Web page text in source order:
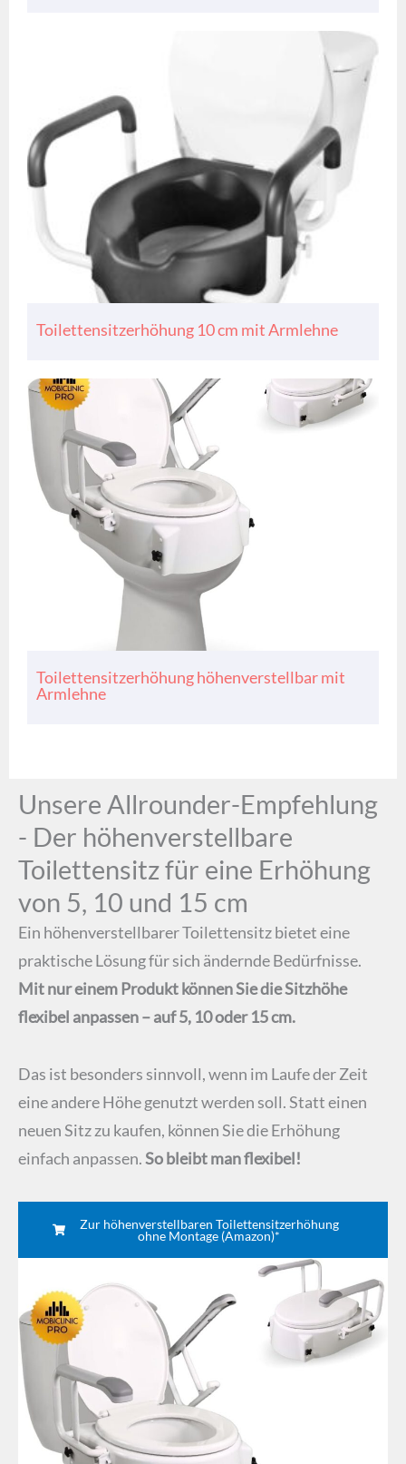
Toilettensitzerhöhung 10 cm mit Armlehne
Toilettensitzerhöhung höhenverstellbar mit
Armlehne
Unsere Allrounder-Empfehlung
- Der höhenverstellbare
Toilettensitz für eine Erhöhung
von 5, 10 und 15 cm
Ein höhenverstellbarer Toilettensitz bietet eine
praktische Lösung für sich ändernde Bedürfnisse.
Mit nur einem Produkt können Sie die Sitzhöhe
flexibel anpassen – auf 5, 10 oder 15 cm.
Das ist besonders sinnvoll, wenn im Laufe der Zeit
eine andere Höhe genutzt werden soll. Statt einen
neuen Sitz zu kaufen, können Sie die Erhöhung
einfach anpassen.So bleibt man flexibel!
Zur höhenverstellbaren Toilettensitzerhöhung
ohne Montage (Amazon)*